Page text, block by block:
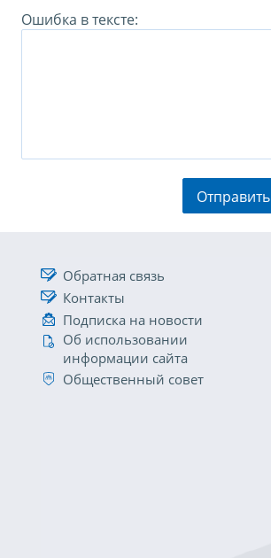
Ошибка в тексте:
Отправить
Обратная связь
Контакты
Подписка на новости
Об использовании
информации сайта
Общественный совет